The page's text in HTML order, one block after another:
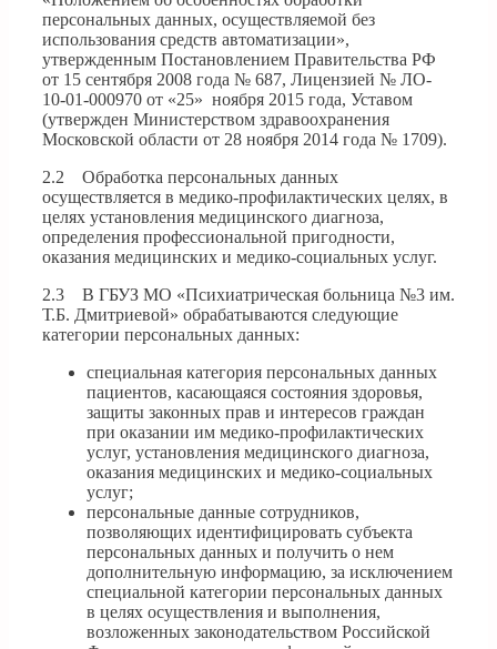
персональных данных, осуществляемой без
использования средств автоматизации»,
утвержденным Постановлением Правительства РФ
от 15 сентября 2008 года № 687, Лицензией № ЛО-
10-01-000970 от «25» ноября 2015 года, Уставом
(утвержден Министерством здравоохранения
Московской области от 28 ноября 2014 года № 1709).
2.2 Обработка персональных данных
осуществляется в медико-профилактических целях, в
целях установления медицинского диагноза,
определения профессиональной пригодности,
оказания медицинских и медико-социальных услуг.
2.3 В ГБУЗ МО «Психиатрическая больница №3 им.
Т.Б. Дмитриевой» обрабатываются следующие
категории персональных данных:
специальная категория персональных данных
пациентов, касающаяся состояния здоровья,
защиты законных прав и интересов граждан
при оказании им медико-профилактических
услуг, установления медицинского диагноза,
оказания медицинских и медико-социальных
услуг;
персональные данные сотрудников,
позволяющих идентифицировать субъекта
персональных данных и получить о нем
дополнительную информацию, за исключением
специальной категории персональных данных
в целях осуществления и выполнения,
возложенных законодательством Российской